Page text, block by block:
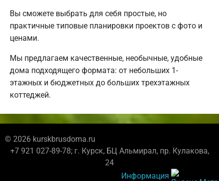
Вы сможете выбрать для себя простые, но
практичные типовые планировки проектов с фото и
ценами.
Мы предлагаем качественные, необычные, удобные
дома подходящего формата: от небольших 1-
этажных и бюджетных до больших трехэтажных
коттеджей.
© 2026 kurskbrusdoma.ru
+7 921 027-89-78; г. Курск, БЦ Альмирал, пр. Кулакова,
24
Информация